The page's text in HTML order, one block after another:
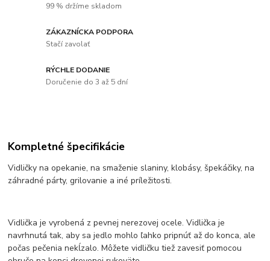
99 % držíme skladom
ZÁKAZNÍCKA PODPORA
Stačí zavolať
RÝCHLE DODANIE
Doručenie do 3 až 5 dní
Kompletné špecifikácie
Vidličky na opekanie, na smaženie slaniny, klobásy, špekáčiky, na
záhradné párty, grilovanie a iné príležitosti.
Vidlička je vyrobená z pevnej nerezovej ocele. Vidlička je
navrhnutá tak, aby sa jedlo mohlo ľahko pripnúť až do konca, ale
počas pečenia nekĺzalo. Môžete vidličku tiež zavesiť pomocou